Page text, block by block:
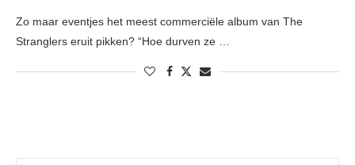
Zo maar eventjes het meest commerciële album van The
Stranglers eruit pikken? “Hoe durven ze …